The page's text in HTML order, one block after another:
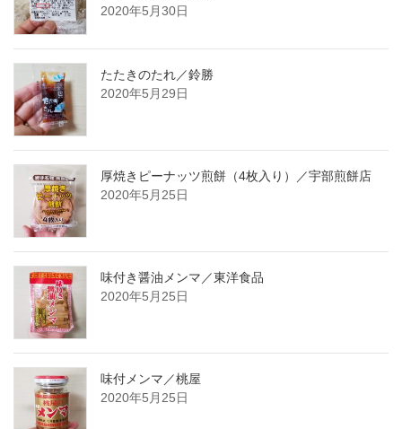
2020年5月30日
たたきのたれ／鈴勝
2020年5月29日
厚焼きピーナッツ煎餅（4枚入り）／宇部煎餅店
2020年5月25日
味付き醤油メンマ／東洋食品
2020年5月25日
味付メンマ／桃屋
2020年5月25日